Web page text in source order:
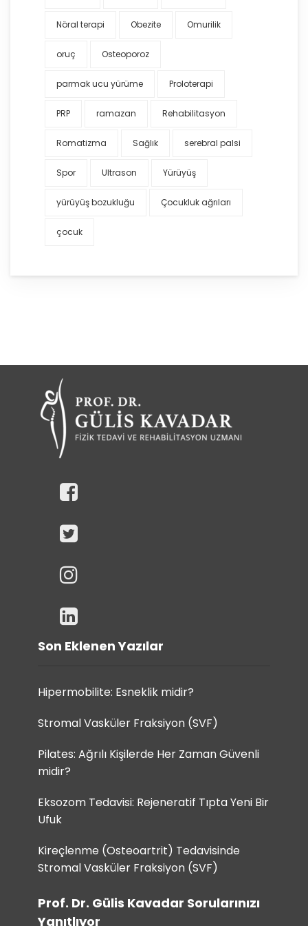
Nöral terapi Obezite Omurilik
oruç Osteoporoz
parmak ucu yürüme Proloterapi
PRP ramazan Rehabilitasyon
Romatizma Sağlık serebral palsi
Spor Ultrason Yürüyüş
yürüyüş bozukluğu Çocukluk ağrıları
çocuk
Son Eklenen Yazılar
Hipermobilite: Esneklik midir?
Stromal Vasküler Fraksiyon (SVF)
Pilates: Ağrılı Kişilerde Her Zaman Güvenli
midir?
Eksozom Tedavisi: Rejeneratif Tıpta Yeni Bir
Ufuk
Kireçlenme (Osteoartrit) Tedavisinde
Stromal Vasküler Fraksiyon (SVF)
Prof. Dr. Gülis Kavadar Sorularınızı
Yanıtlıyor